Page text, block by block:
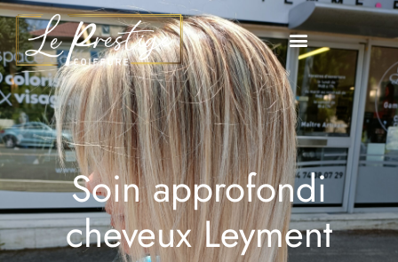
Soin approfondi
cheveux Leyment